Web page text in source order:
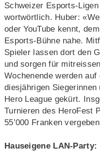
Schweizer Esports-
wortwörtlich. Huber:
oder YouTube kennt,
Esports-Bühne nahe.
Spieler lassen dort den
und sorgen für
Wochenende werden
diesjährigen
Hero League gekürt.
Turnieren des HeroFest
55’000 Franken
Hauseigene LAN-